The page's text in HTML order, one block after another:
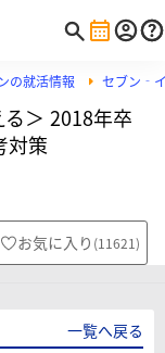
の就活情報 セブン‐
＞ 2018年卒
対策
お気に入り (11621)
一覧へ戻る